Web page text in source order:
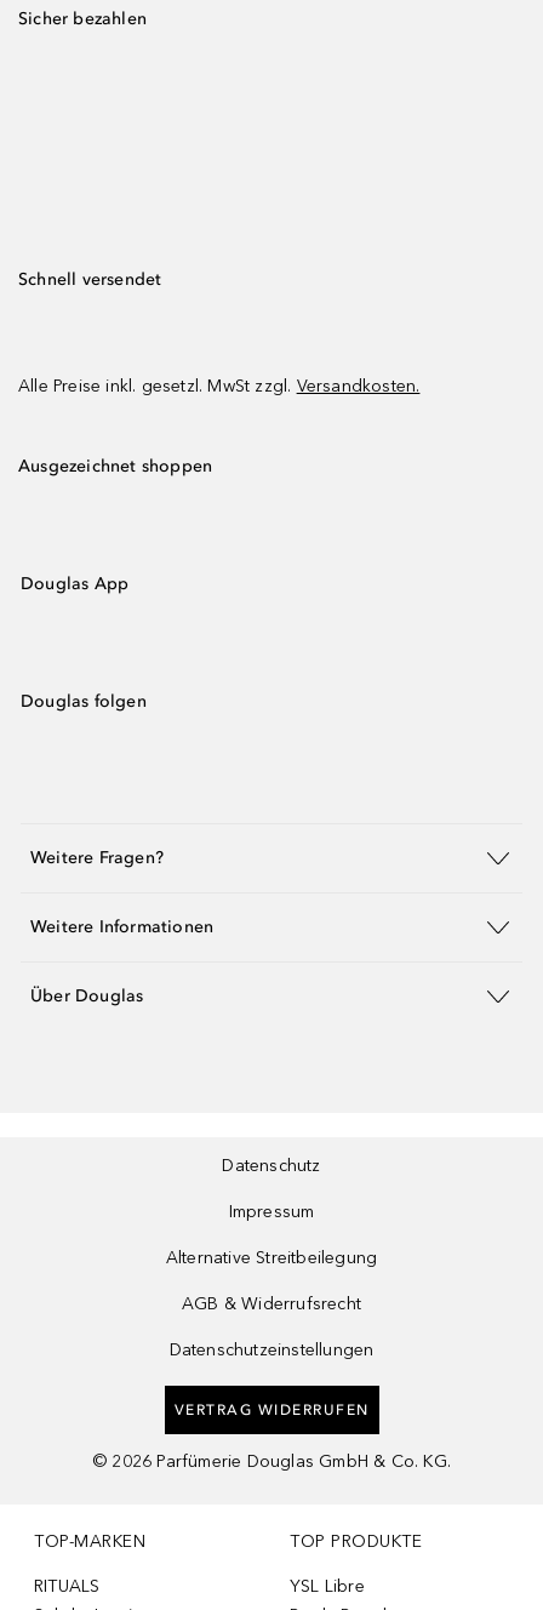
Sicher bezahlen
Schnell versendet
Alle Preise inkl. gesetzl. MwSt zzgl. Versandkosten.
Ausgezeichnet shoppen
Douglas App
Douglas folgen
Weitere Fragen?
Weitere Informationen
Über Douglas
Datenschutz
Impressum
Alternative Streitbeilegung
AGB & Widerrufsrecht
Datenschutzeinstellungen
VERTRAG WIDERRUFEN
© 2026 Parfümerie Douglas GmbH & Co. KG.
TOP-MARKEN
RITUALS
TOP PRODUKTE
YSL Libre